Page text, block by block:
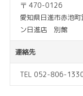
〒 470-0126
愛知県日進市赤池
ン日進店 別館
連絡先
TEL 052-806-